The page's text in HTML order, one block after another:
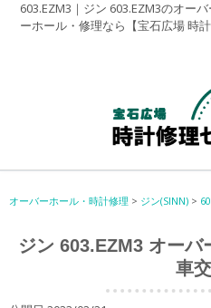
603.EZM3｜ジン 603.EZM3のオー
ーホール・修理なら【宝石広場 時
オーバーホール・時計修理 > ジン(SINN) >
ジン 603.EZM3 オー
車